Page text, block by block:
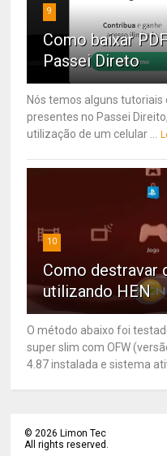
9
Como baixar
Passei Direto
Nós temos alguns tutoriais
presentes no Passei
utilização de um celular ...
10
Como destravar
utilizando HEN
O método abaixo foi
super slim com OFW
4.87 instalada e sistema
©2026 Limon Tec
All rights reserved.